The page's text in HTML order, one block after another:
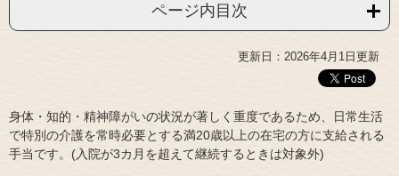
ページ内目次
更新日：2026年4月1日更新
身体・知的・精神障がいの状況が著しく重度であるため、日常生活
で特別の介護を常時必要とする満20歳以上の在宅の方に支給される
手当です。(入院が3カ月を超えて継続するときは対象外)